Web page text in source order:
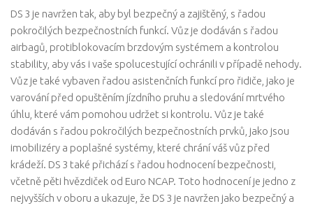
DS 3 je navržen tak, aby byl bezpečný a zajištěný, s řadou
pokročilých bezpečnostních funkcí. Vůz je dodáván s řadou
airbagů, protiblokovacím brzdovým systémem a kontrolou
stability, aby vás i vaše spolucestující ochránili v případě nehody.
Vůz je také vybaven řadou asistenčních funkcí pro řidiče, jako je
varování před opuštěním jízdního pruhu a sledování mrtvého
úhlu, které vám pomohou udržet si kontrolu. Vůz je také
dodáván s řadou pokročilých bezpečnostních prvků, jako jsou
imobilizéry a poplašné systémy, které chrání váš vůz před
krádeží. DS 3 také přichází s řadou hodnocení bezpečnosti,
včetně pěti hvězdiček od Euro NCAP. Toto hodnocení je jedno z
nejvyšších v oboru a ukazuje, že DS 3 je navržen jako bezpečný a